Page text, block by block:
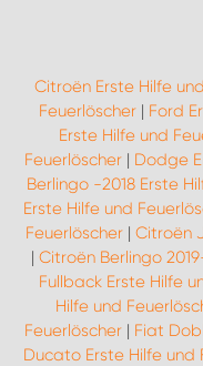
Citroën Erste Hilfe
Feuerlöscher| Ford
Erste Hilfe und
Feuerlöscher| Dodge
Berlingo -2018 Erste
Erste Hilfe und
Feuerlöscher | Citroën
| Citroën Berlingo
Fullback Erste Hilfe
Hilfe und
Feuerlöscher| Fiat
Ducato Erste Hilfe und